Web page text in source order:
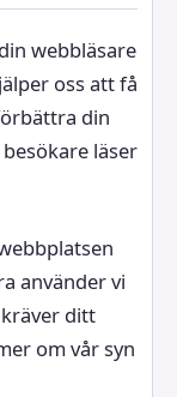
webbläsare
oss att få
din
läser
använder vi
ditt
om vår syn